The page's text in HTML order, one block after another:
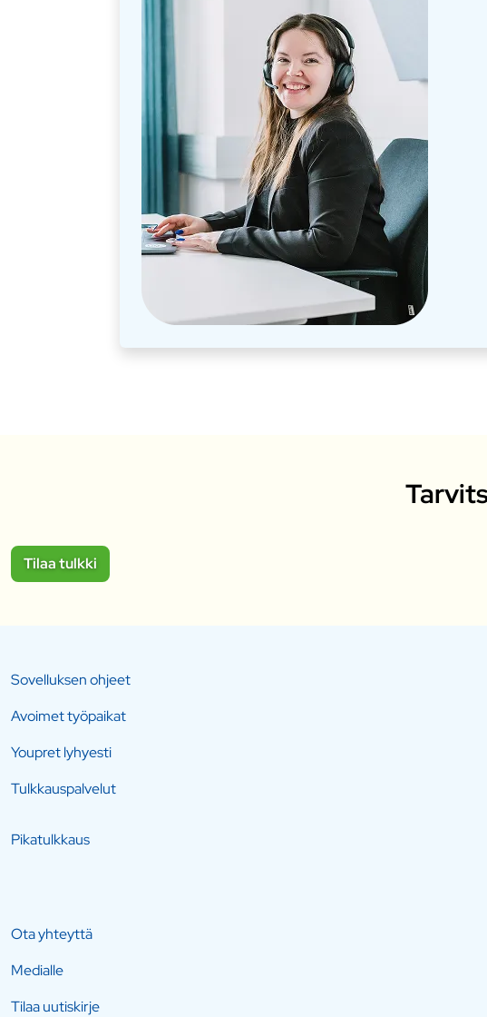
Tilaa tulkki
Sovelluksen ohjeet
Avoimet työpaikat
Youpret lyhyesti
Tulkkauspalvelut
Pikatulkkaus
Ota yhteyttä
Medialle
Tilaa uutiskirje